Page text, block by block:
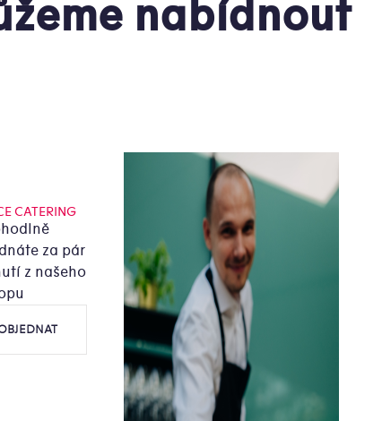
nabídnout
CATERING
za pár
z našeho